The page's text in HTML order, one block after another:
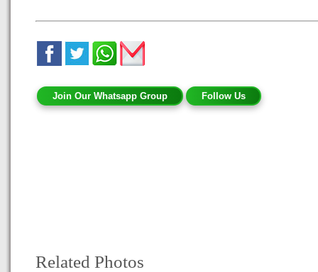
Join Our Whatsapp Group Follow Us
Related Photos